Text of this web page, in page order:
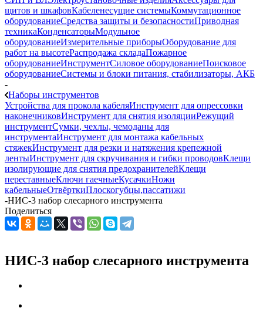
щитов и шкафовКабеленесущие системыКоммутационное
оборудованиеСредства защиты и безопасностиПриводная
техникаКонденсаторыМодульное
оборудованиеИзмерительные приборыОборудование для
работ на высотеРаспродажа складаПожарное
оборудованиеИнструментСиловое оборудованиеПоисковое
оборудованиеСистемы и блоки питания, стабилизаторы, АКБ
-
Наборы инструментов
Устройства для прокола кабеляИнструмент для опрессовки
наконечниковИнструмент для снятия изоляцииРежущий
инструментСумки, чехлы, чемоданы для
инструментаИнструмент для монтажа кабельных
стяжекИнструмент для резки и натяжения крепежной
лентыИнструмент для скручивания и гибки проводовКлещи
изолирующие для снятия предохранителейКлещи
переставныеКлючи гаечныеКусачкиНожи
кабельныеОтвёрткиПлоскогубцы,пассатижи
-НИС-3 набор слесарного инструмента
Поделиться
НИС-3 набор слесарного инструмента